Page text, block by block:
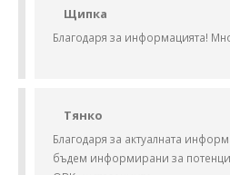
Щипка
Благодаря за информацията!
Тянко
Благодаря за актуалната
бъдем информирани за